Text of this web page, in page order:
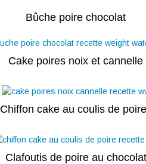
Bûche poire chocolat
Cake poires noix et cannelle
Chiffon cake au coulis de
Clafoutis de poire au chocolat